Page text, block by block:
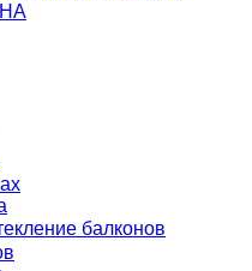
балконов